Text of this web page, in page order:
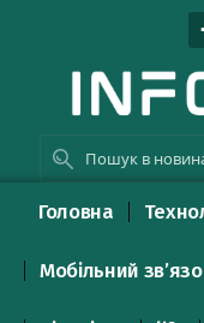
Головна
Мобільний